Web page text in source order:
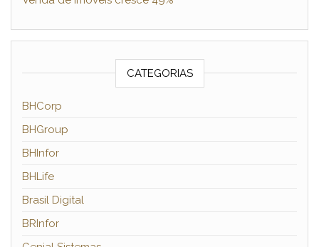
CATEGORIAS
BHCorp
BHGroup
BHInfor
BHLife
Brasil Digital
BRInfor